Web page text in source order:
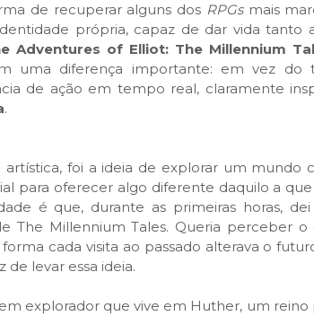
de recuperar alguns dos RPGs mais
própria, capaz de dar vida tanto
Adventures of Elliot: The Millennium
uma diferença importante: em vez do
de ação em tempo real, claramente
.
foi a ideia de explorar um mundo
para oferecer algo diferente daquilo a
é que, durante as primeiras horas,
The Millennium Tales. Queria perceber o
cada visita ao passado alterava o
levar essa ideia.
explorador que vive em Huther, um